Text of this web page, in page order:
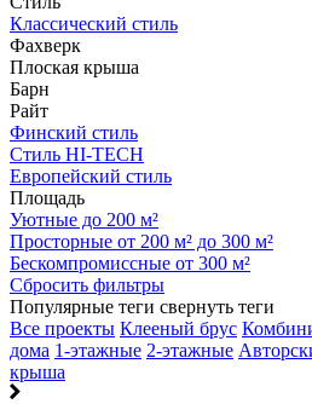
Классический стиль
Фахверк
Плоская крыша
Барн
Райт
Финский стиль
Стиль HI-TECH
Европейский стиль
Площадь
Уютные до 200 м²
Просторные от 200 м² до 300 м²
Бескомпромиссные от 300 м²
Сбросить фильтры
Популярные теги свернуть теги
Все проекты Клееный брус
дома 1-этажные 2-этажные
крыша